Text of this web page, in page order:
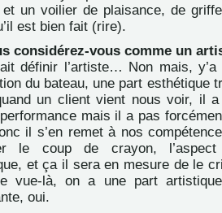
et un voilier de plaisance, de
est bien fait (rire).
considérez-vous comme un
définir l’artiste… Non mais,
du bateau, une part esthétique
un client vient nous voir, il
mais il a pas
il s’en remet à nos
le coup de crayon,
et ça il sera en mesure de le
vue-là, on a une part
oui.